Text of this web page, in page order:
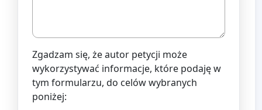
Zgadzam się, że autor petycji może
wykorzystywać informacje, które podaję w
tym formularzu, do celów wybranych
poniżej: